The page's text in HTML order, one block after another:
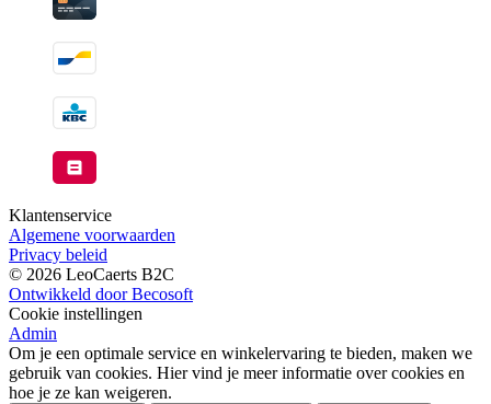
Klantenservice
Algemene voorwaarden
Privacy beleid
© 2026 LeoCaerts B2C
Ontwikkeld door Becosoft
Cookie instellingen
Admin
Om je een optimale service en winkelervaring te bieden, maken we
gebruik van cookies. Hier vind je meer informatie over cookies en
hoe je ze kan weigeren.